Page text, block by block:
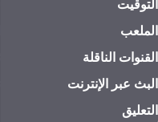
التوقيت
الملعب
القنوات الناقلة
البث عبر الإنترنت
التعليق